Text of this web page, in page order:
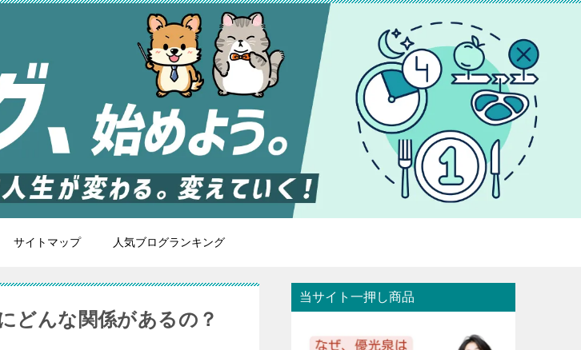
サイトマップ 人気ブログランキング
どんな関係があるの？
当サイト一押し商品